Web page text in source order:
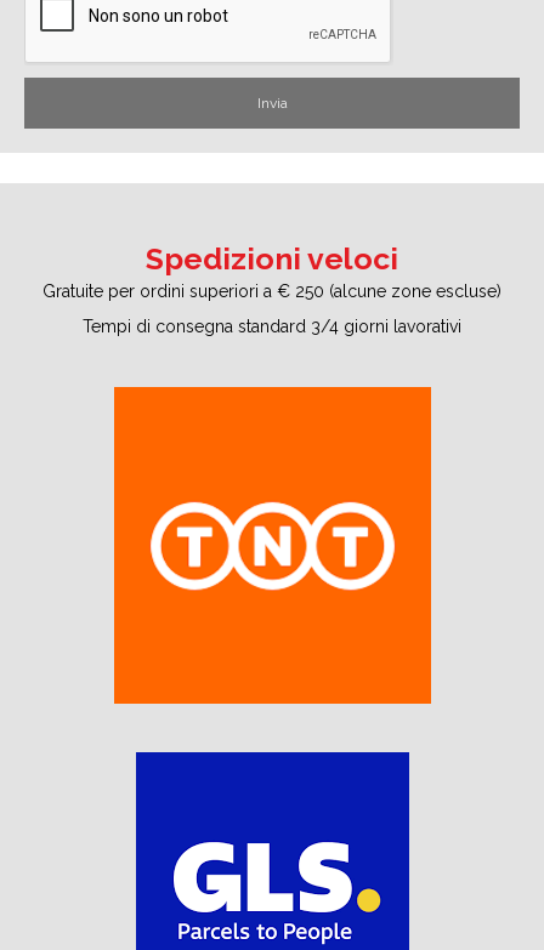
Spedizioni veloci
Gratuite per ordini superiori a € 250 (alcune zone escluse)
Tempi di consegna standard 3/4 giorni lavorativi